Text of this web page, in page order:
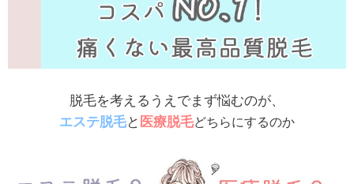
脱毛を考えるうえでまず悩むのが、
エステ脱毛と 医療脱毛どちらにするのか